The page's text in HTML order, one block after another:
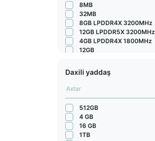
8MB
32MB
8GB LPDDR4X 3200MHz
12GB LPDDR5X 3200MHz
4GB LPDDR4X 1800MHz
12GB
16GB LPDDR5X
12GB LPDDR5X 5300MHz
4 GB LPDDR4X 1866 MHz
8 GB LPDDR4X 2133 MHz
8 GB LPDDR4X 1800MHz
4GB LPDDR4X 1866 MHz
8GB LPDDR5X
Daxili yaddaş
512GB
4 GB
16 GB
1TB